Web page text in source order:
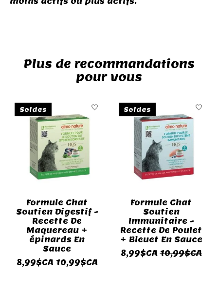
Plus de recommandations
pour vous
Articles du carrousel de produits
Soldes
Formule Chat
Soutien Digestif -
Recette De
Maquereau +
épinards En
Sauce
8,99$CA 10,99$CA
Soldes
Formule Chat
Soutien
Immunitaire -
Recette De Poulet
+ Bleuet En Sauce
8,99$CA 10,99$CA